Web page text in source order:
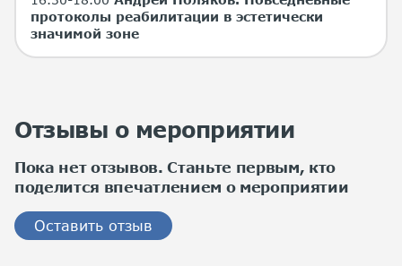
протоколы реабилитации в эстетически
значимой зоне
Отзывы о мероприятии
Пока нет отзывов. Станьте первым, кто
поделится впечатлением о мероприятии
Оставить отзыв